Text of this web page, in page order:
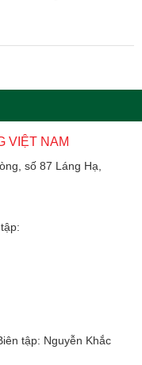
VIỆT NAM
số 87 Láng Hạ,
tập: Nguyễn Khắc